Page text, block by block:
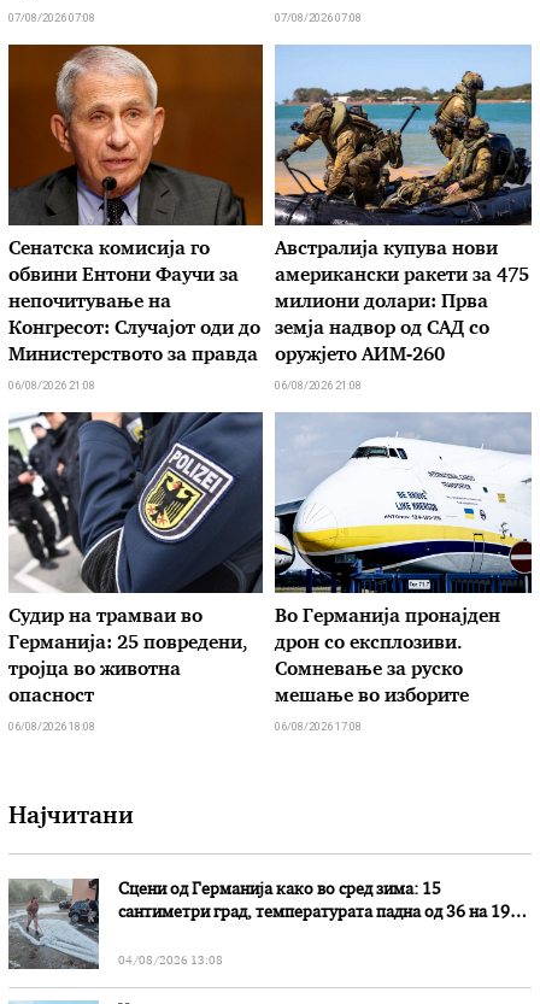
07/08/2026 07:08 07/08/2026 07:08
Сенатска комисија го
обвини Ентони Фаучи за
непочитување на
Конгресот: Случајот оди до
Министерството за правда
06/08/2026 21:08
Австралија купува нови
американски ракети за 475
милиони долари: Прва
земја надвор од САД со
оружјето АИМ-260
06/08/2026 21:08
Судир на трамваи во
Германија: 25 повредени,
тројца во животна
опасност
06/08/2026 18:08
Во Германија пронајден
дрон со експлозиви.
Сомневање за руско
мешање во изборите
06/08/2026 17:08
Најчитани
Сцени од Германија како во сред зима: 15
сантиметри град, температурата падна од 36 на 19
04/08/2026 13:08